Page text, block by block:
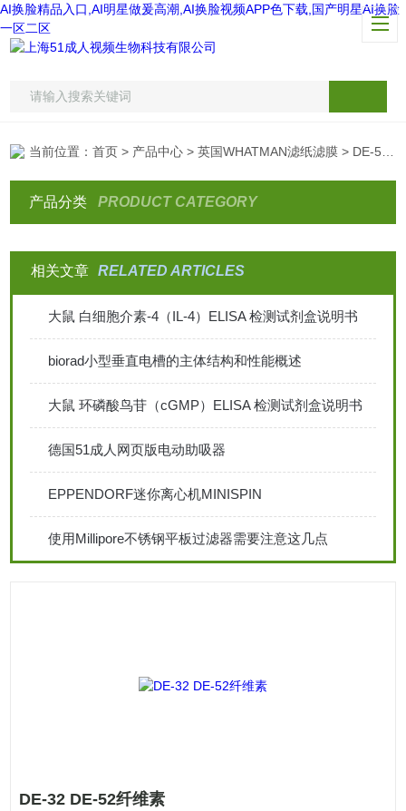
AI换脸精品入口,AI明星做爰高潮,AI换脸视频APP色下载,国产明星AI换脸
一区二区
当前位置：首页 > 产品中心 >英国WHATMAN滤纸滤膜 > DE-52纤维素
产品分类 PRODUCT CATEGORY
相关文章 RELATED ARTICLES
大鼠 白细胞介素-4（IL-4）ELISA 检测试剂盒说明书
biorad小型垂直电槽的主体结构和性能概述
大鼠 环磷酸鸟苷（cGMP）ELISA 检测试剂盒说明书
德国51成人网页版电动助吸器
EPPENDORF迷你离心机MINISPIN
使用Millipore不锈钢平板过滤器需要注意这几点
DE-32 DE-52纤维素